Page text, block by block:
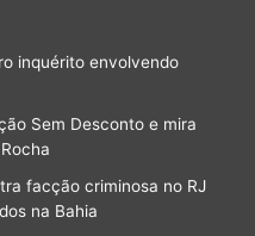
inquérito envolvendo
Sem Desconto e mira
facção criminosa no RJ
na Bahia